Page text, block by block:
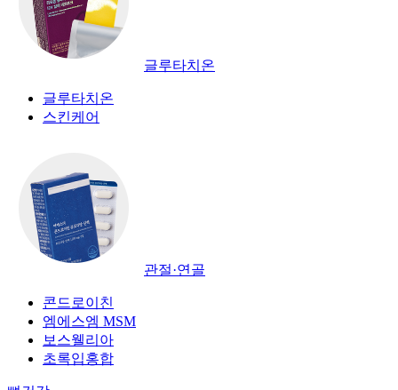
글루타치온
글루타치온
스킨케어
관절·연골
콘드로이친
엠에스엠 MSM
보스웰리아
초록입홍합